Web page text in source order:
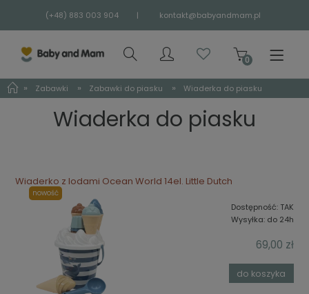
(+48) 883 003 904 | kontakt@babyandmam.pl
» Zabawki » Zabawki do piasku » Wiaderka do piasku
Wiaderka do piasku
Wiaderko z lodami Ocean World 14el. Little Dutch
Dostępność: TAK
Wysyłka: do 24h
69,00 zł
do koszyka
nowość